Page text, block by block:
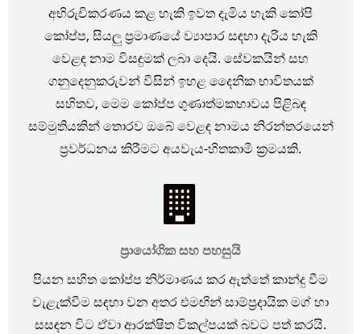
අභිරුචිකරණය කළ හැකි ඉවත දැමිය හැකි කෝපි
කෝප්ප, සියලු ප්‍රමාණයේ ව්‍යාපාර සඳහා දැරිය හැකි
වෙළඳ නාම විසඳුමක් ලබා දෙයි. සේවකයින් සහ
ගනුදෙනුකරුවන් විසින් ඉහළ දෛනික භාවිතයක්
සහිතව, මෙම කෝප්ප ගුණාත්මකභාවය පිළිබඳ
සම්මුතියකින් තොරව ඔබේ වෙළඳ නාමය නිරන්තරයෙන්
ප්‍රවර්ධනය කිරීමට අයවැය-හිතකාමී ක්‍රමයකි.
ප්‍රායෝගික සහ පහසුයි
පියන සහිත කෝප්ප නිර්මාණය කර ඇත්තේ කාන්දු වීම
වැළැක්වීම සඳහා වන අතර එමඟින් සාම්ප්‍රදායික මග් හා
සසඳන විට ඒවා ආරක්ෂිත විකල්පයක් බවට පත් කරයි.